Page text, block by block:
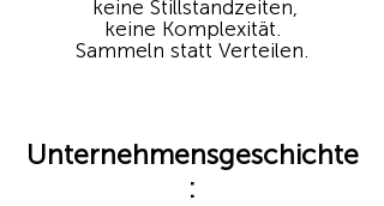
keine Stillstandzeiten,
keine Komplexität.
Sammeln statt Verteilen.
Unternehmensgeschichte
: